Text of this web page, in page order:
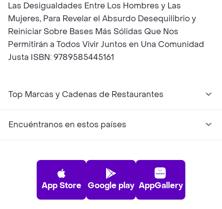
Las Desigualdades Entre Los Hombres y Las
Mujeres, Para Revelar el Absurdo Desequilibrio y
Reiniciar Sobre Bases Más Sólidas Que Nos
Permitirán a Todos Vivir Juntos en Una Comunidad
Justa ISBN: 9789585445161
Top Marcas y Cadenas de Restaurantes
Encuéntranos en estos países
App Store Google play AppGallery